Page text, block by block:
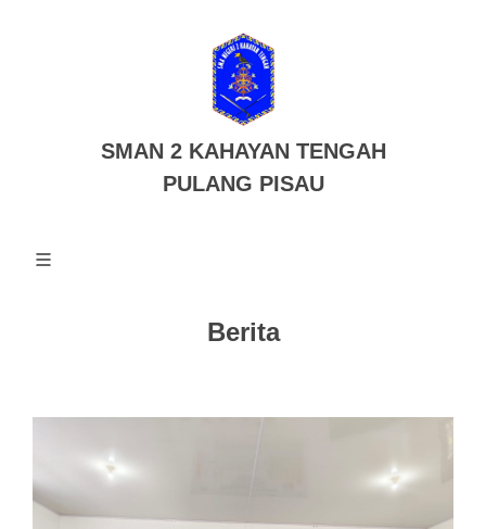
SMAN 2 KAHAYAN TENGAH
PULANG PISAU
Berita